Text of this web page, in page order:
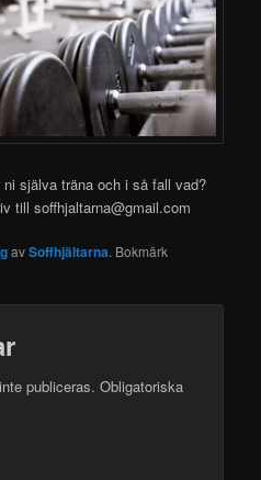
själva träna och i så fall vad?
till soffhjaltarna@gmail.com
avSoffhjältarna. Bokmärk
publiceras. Obligatoriska